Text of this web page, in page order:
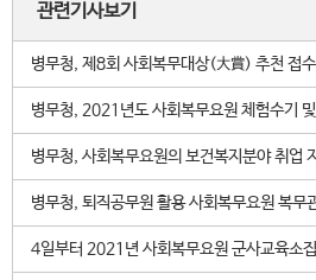
관련기사보기
병무청, 제8회 사회복무대상(大賞) 추천 접수
병무청, 2021년도 사회복무요원 체험수기
병무청, 사회복무요원의 보건복지분야 취업
병무청, 퇴직공무원 활용 사회복무요원 복무
4일부터 2021년 사회복무요원 군사교육소집